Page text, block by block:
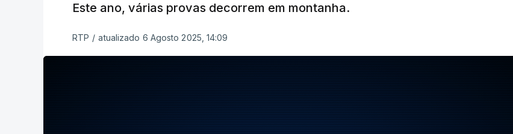
Este ano, várias provas decorrem em montanha.
RTP / atualizado 6 Agosto 2025, 14:09